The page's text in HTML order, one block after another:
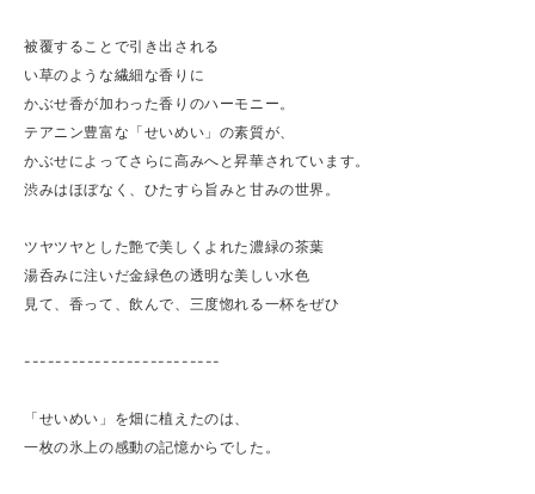
被覆することで引き出される
い草のような繊細な香りに
かぶせ香が加わった香りのハーモニー。
テアニン豊富な「せいめい」の素質が、
かぶせによってさらに高みへと昇華されています。
渋みはほぼなく、ひたすら旨みと甘みの世界。
ツヤツヤとした艶で美しくよれた濃緑の茶葉
湯呑みに注いだ金緑色の透明な美しい水色
見て、香って、飲んで、三度惚れる一杯をぜひ
-------------------------
「せいめい」を畑に植えたのは、
一枚の氷上の感動の記憶からでした。